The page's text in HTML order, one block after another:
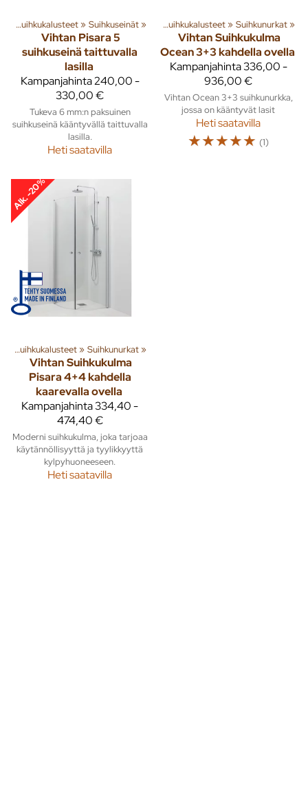
Suihkukalusteet‪» Suihkuseinät‪»
Vihtan Pisara 5
suihkuseinä taittuvalla
lasilla
Kampanjahinta240,00 -
330,00 €
Tukeva 6 mm:n paksuinen
suihkuseinä kääntyvällä taittuvalla
lasilla.
Heti saatavilla
‪»Sisusta‪»Kylpyhuone ja wc Suihkukalusteet‪» Suihkunurkat‪»
Vihtan Suihkukulma
Ocean 3+3 kahdella ovella
Kampanjahinta336,00 -
936,00 €
Vihtan Ocean 3+3 suihkunurkka,
jossa on kääntyvät lasit
Heti saatavilla
☆☆☆☆☆ (1)
Alk. -20%
Suihkukalusteet‪» Suihkunurkat‪»
Vihtan Suihkukulma
Pisara 4+4 kahdella
kaarevalla ovella
Kampanjahinta334,40 -
474,40 €
Moderni suihkukulma, joka tarjoaa
käytännöllisyyttä ja tyylikkyyttä
kylpyhuoneeseen.
Heti saatavilla